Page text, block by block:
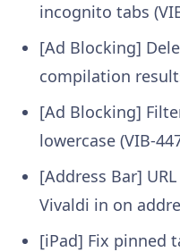
incognito tabs
[Ad Blocking]
compilation
[Ad Blocking]
lowercase (VIB-
[Address Bar]
Vivaldi in on
[iPad] Fix pinned